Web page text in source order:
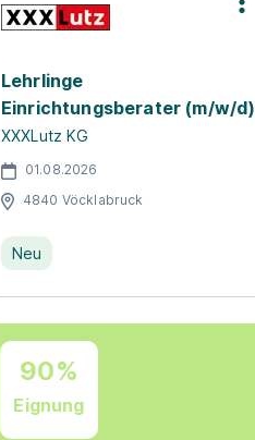
Lehrlinge
Einrichtungsberater (m/w/d)
XXXLutz KG
01.08.2026
4840 Vöcklabruck
Neu
90%
Eignung